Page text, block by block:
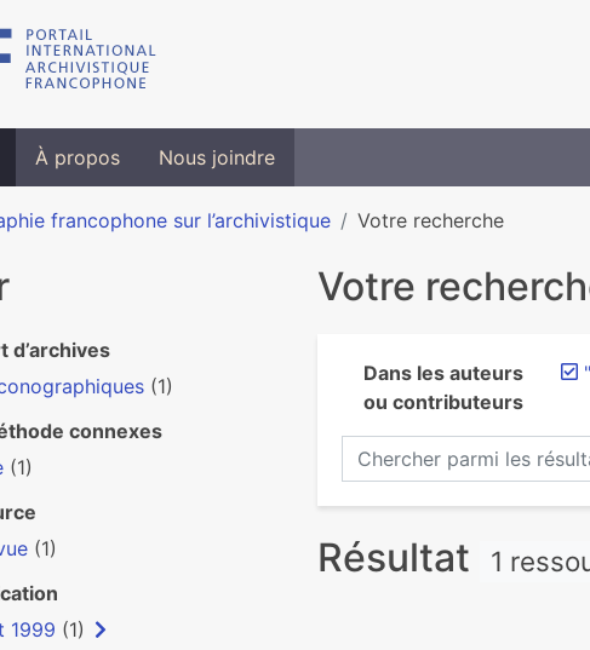
À propos Nous joindre
francophone sur l’archivistique Votre recherche
Votre
Dans les auteurs
ou contributeurs
Chercher parmi les
Résultat 1
d’archives
(1)
connexes
(1)
(1)
1999 (1)